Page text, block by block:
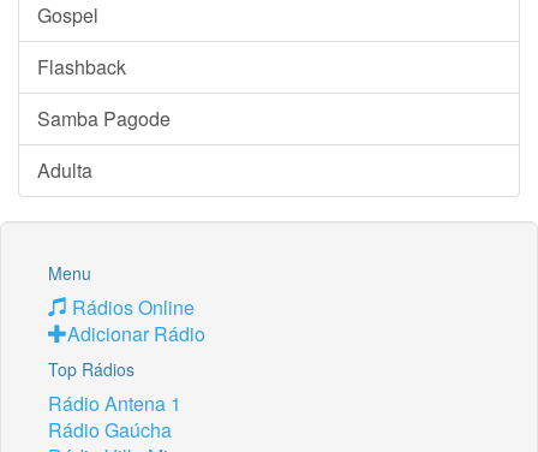
Gospel
Flashback
Samba Pagode
Adulta
Menu
Rádios Online
Adicionar Rádio
Top Rádios
Rádio Antena 1
Rádio Gaúcha